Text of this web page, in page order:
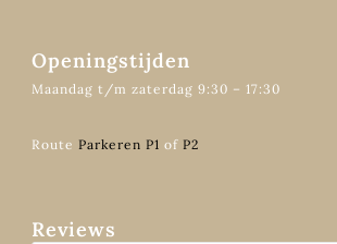
Openingstijden
Maandag t/m zaterdag 9:30 – 17:30
Route Parkeren P1 of P2
Reviews